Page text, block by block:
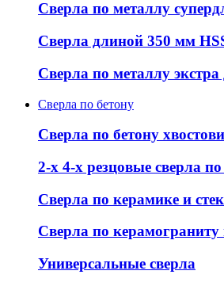
Сверла по металлу
Сверла длиной 350 мм
Сверла по металлу
Сверла по бетону
Сверла по бетону
2-х 4-х резцовые сверла
Сверла по керамике и
Сверла по
Универсальные сверла